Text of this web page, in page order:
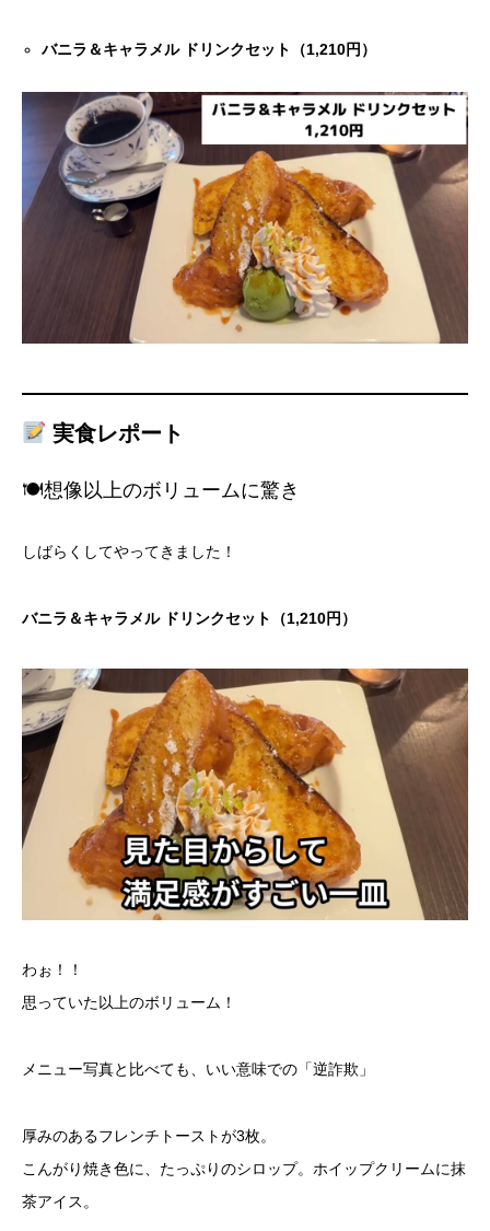
バニラ＆キャラメル ドリンクセット（1,210円）
実食レポート
🍽想像以上のボリュームに驚き
しばらくしてやってきました！
バニラ＆キャラメル ドリンクセット（1,210円）
わぉ！！
思っていた以上のボリューム！
メニュー写真と比べても、いい意味での「逆詐欺」
厚みのあるフレンチトーストが3枚。
こんがり焼き色に、たっぷりのシロップ。ホイップクリームに抹
茶アイス。